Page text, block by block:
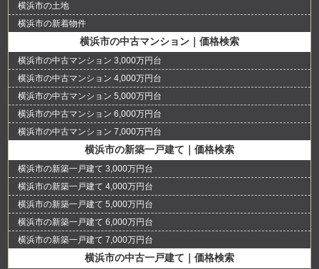
横浜市の土地
横浜市の新着物件
横浜市の中古マンション｜価格検索
横浜市の中古マンション 3,000万円台
横浜市の中古マンション 4,000万円台
横浜市の中古マンション 5,000万円台
横浜市の中古マンション 6,000万円台
横浜市の中古マンション 7,000万円台
横浜市の新築一戸建て｜価格検索
横浜市の新築一戸建て 3,000万円台
横浜市の新築一戸建て 4,000万円台
横浜市の新築一戸建て 5,000万円台
横浜市の新築一戸建て 6,000万円台
横浜市の新築一戸建て 7,000万円台
横浜市の中古一戸建て｜価格検索